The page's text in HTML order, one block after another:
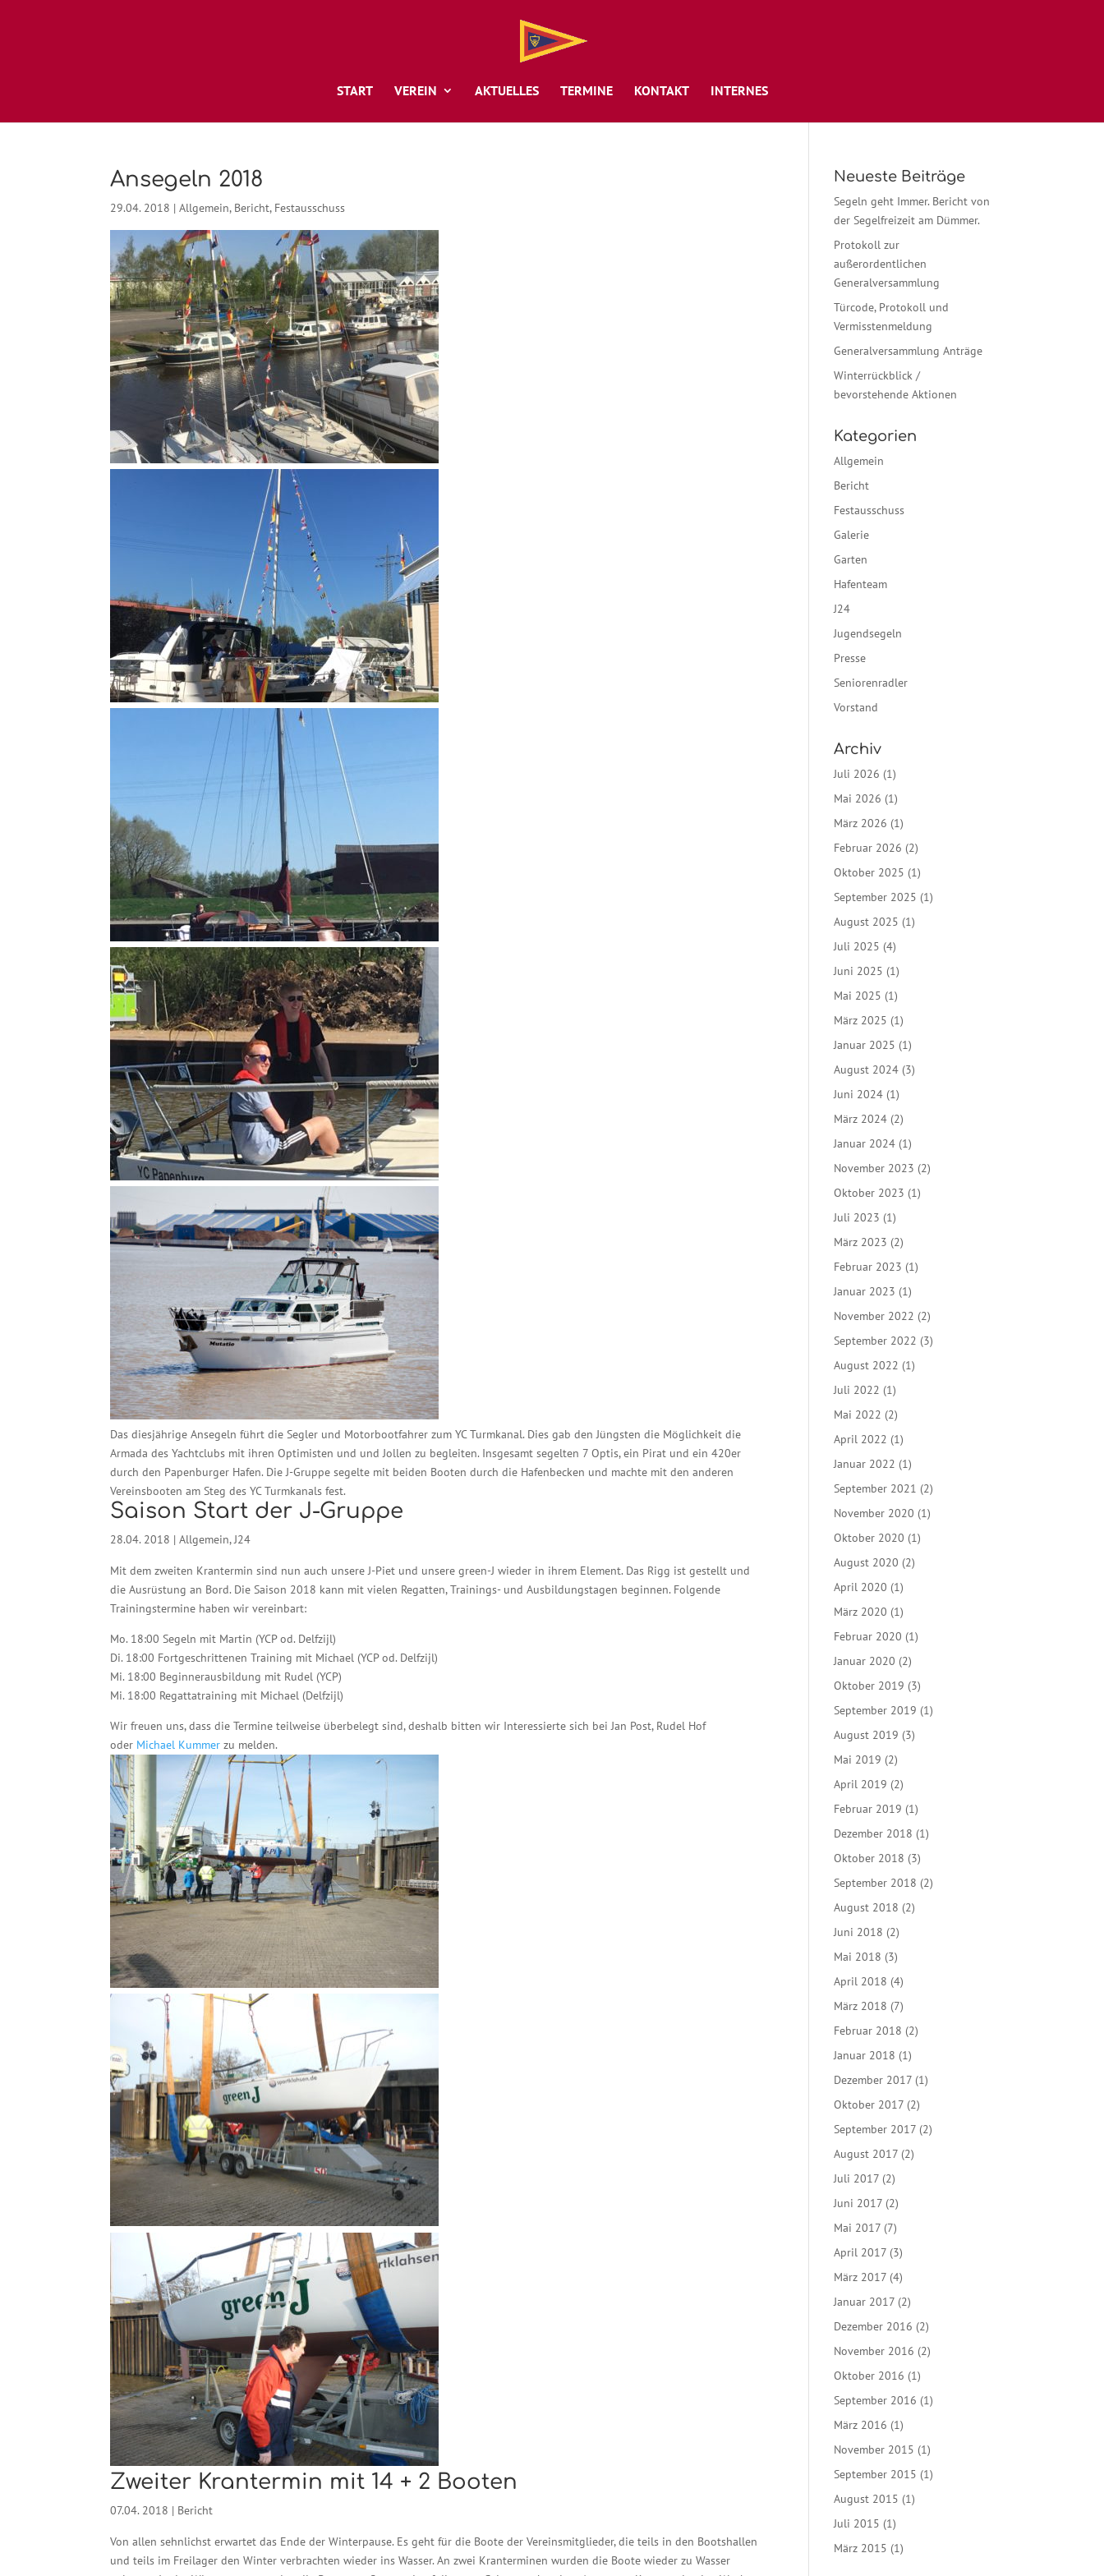
START VEREIN AKTUELLES TERMINE KONTAKT INTERNES
Ansegeln 2018
29.04. 2018 |Allgemein, Bericht, Festausschuss
Das diesjährige Ansegeln führt die Segler und Motorbootfahrer zum YC Turmkanal. Dies gab den Jüngsten die Möglichkeit die
Armada des Yachtclubs mit ihren Optimisten und und Jollen zu begleiten. Insgesamt segelten 7 Optis, ein Pirat und ein 420er
durch den Papenburger Hafen. Die J-Gruppe segelte mit beiden Booten durch die Hafenbecken und machte mit den anderen
Vereinsbooten am Steg des YC Turmkanals fest.
Saison Start der J-Gruppe
28.04. 2018 |Allgemein,J24
Mit dem zweiten Krantermin sind nun auch unsere J-Piet und unsere green-J wieder in ihrem Element. Das Rigg ist gestellt und
die Ausrüstung an Bord. Die Saison 2018 kann mit vielen Regatten, Trainings- und Ausbildungstagen beginnen. Folgende
Trainingstermine haben wir vereinbart:
Mo. 18:00 Segeln mit Martin (YCP od. Delfzijl)
Di. 18:00 Fortgeschrittenen Training mit Michael (YCP od. Delfzijl)
Mi. 18:00 Beginnerausbildung mit Rudel (YCP)
Mi. 18:00 Regattatraining mit Michael (Delfzijl)
Wir freuen uns, dass die Termine teilweise überbelegt sind, deshalb bitten wir Interessierte sich bei Jan Post, Rudel Hof
oder Michael Kummer zu melden.
Zweiter Krantermin mit 14 + 2 Booten
07.04. 2018 | Bericht
Von allen sehnlichst erwartet das Ende der Winterpause. Es geht für die Boote der Vereinsmitglieder, die teils in den Bootshallen
und teils im Freilager den Winter verbrachten wieder ins Wasser. An zwei Kranterminen wurden die Boote wieder zu Wasser
Neueste Beiträge
Segeln geht Immer. Bericht von
der Segelfreizeit am Dümmer.
Protokoll zur
außerordentlichen
Generalversammlung
Türcode, Protokoll und
Vermisstenmeldung
Generalversammlung Anträge
Winterrückblick /
bevorstehende Aktionen
Kategorien
Allgemein
Bericht
Festausschuss
Galerie
Garten
Hafenteam
J24
Jugendsegeln
Presse
Seniorenradler
Vorstand
Archiv
Juli 2026 (1)
Mai 2026 (1)
März 2026 (1)
Februar 2026 (2)
Oktober 2025 (1)
September 2025 (1)
August 2025 (1)
Juli 2025 (4)
Juni 2025 (1)
Mai 2025 (1)
März 2025 (1)
Januar 2025 (1)
August 2024 (3)
Juni 2024 (1)
März 2024 (2)
Januar 2024 (1)
November 2023 (2)
Oktober 2023 (1)
Juli 2023 (1)
März 2023 (2)
Februar 2023 (1)
Januar 2023 (1)
November 2022 (2)
September 2022 (3)
August 2022 (1)
Juli 2022 (1)
Mai 2022 (2)
April 2022 (1)
Januar 2022 (1)
September 2021 (2)
November 2020 (1)
Oktober 2020 (1)
August 2020 (2)
April 2020 (1)
März 2020 (1)
Februar 2020 (1)
Januar 2020 (2)
Oktober 2019 (3)
September 2019 (1)
August 2019 (3)
Mai 2019 (2)
April 2019 (2)
Februar 2019 (1)
Dezember 2018 (1)
Oktober 2018 (3)
September 2018 (2)
August 2018 (2)
Juni 2018 (2)
Mai 2018 (3)
April 2018 (4)
März 2018 (7)
Februar 2018 (2)
Januar 2018 (1)
Dezember 2017 (1)
Oktober 2017 (2)
September 2017 (2)
August 2017 (2)
Juli 2017 (2)
Juni 2017 (2)
Mai 2017 (7)
April 2017 (3)
März 2017 (4)
Januar 2017 (2)
Dezember 2016 (2)
November 2016 (2)
Oktober 2016 (1)
September 2016 (1)
März 2016 (1)
November 2015 (1)
September 2015 (1)
August 2015 (1)
Juli 2015 (1)
März 2015 (1)